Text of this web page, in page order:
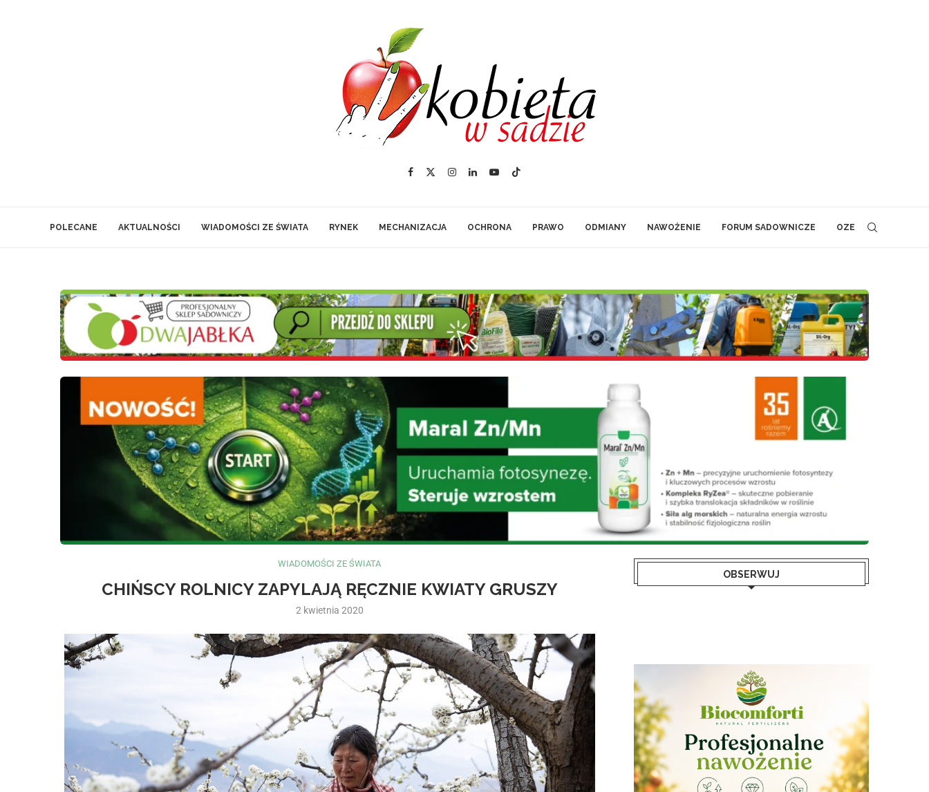
POLECANE AKTUALNOŚCI WIADOMOŚCI ZE ŚWIATA RYNEK MECHANIZACJA OCHRONA PRAWO ODMIANY NAWOŻENIE FORUM SADOWNICZE OZE
WIADOMOŚCI ZE ŚWIATA
CHIŃSCY ROLNICY ZAPYLAJĄ RĘCZNIE KWIATY GRUSZY
2 kwietnia 2020
OBSERWUJ